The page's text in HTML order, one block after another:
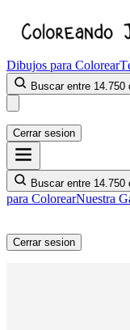
Dibujos para Colorear
Buscar entre
Cerrar sesion
Buscar entre
para ColorearNuestra
Cerrar sesion